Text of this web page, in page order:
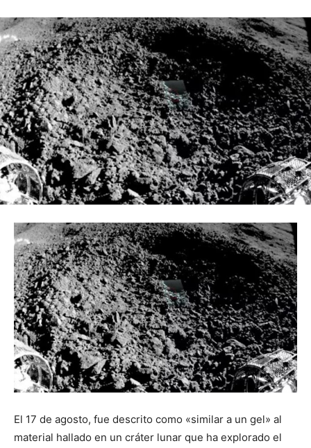
El 17 de agosto, fue descrito como «similar a un gel» al
material hallado en un cráter lunar que ha explorado el